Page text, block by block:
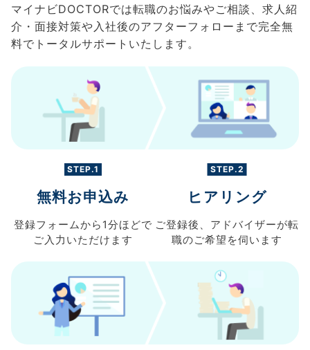
マイナビDOCTORでは転職のお悩みやご相談、求人紹
介・面接対策や入社後のアフターフォローまで完全無
料でトータルサポートいたします。
STEP.1
無料お申込み
登録フォームから 1分ほどで
ご入力 いただけます
STEP.2
ヒアリング
ご登録後、 アドバイザーが転
職のご希望を伺います